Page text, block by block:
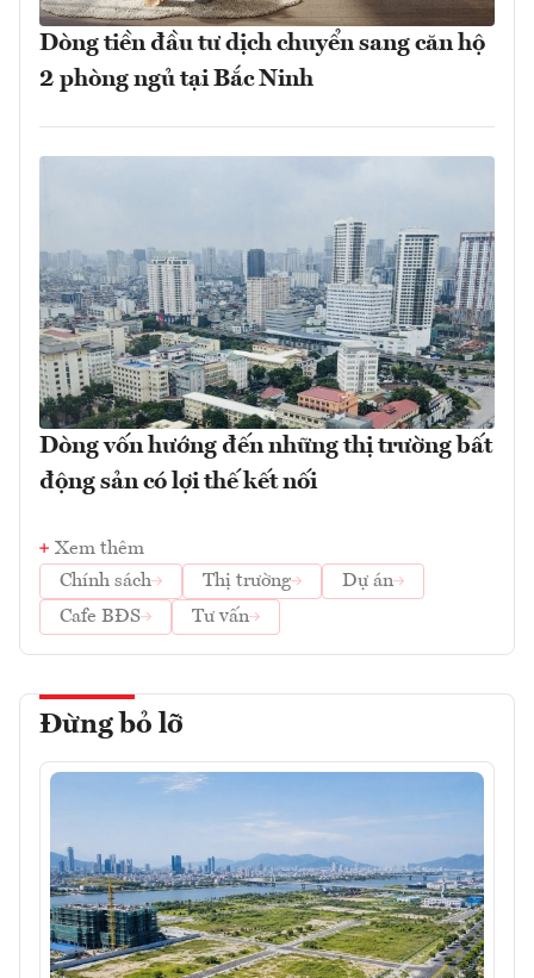
Dòng tiền đầu tư dịch chuyển sang căn hộ
2 phòng ngủ tại Bắc Ninh
Dòng vốn hướng đến những thị trường bất
động sản có lợi thế kết nối
Xem thêm
Chính sách
Thị trường
Dự án
Cafe BĐS
Tư vấn
Đừng bỏ lỡ